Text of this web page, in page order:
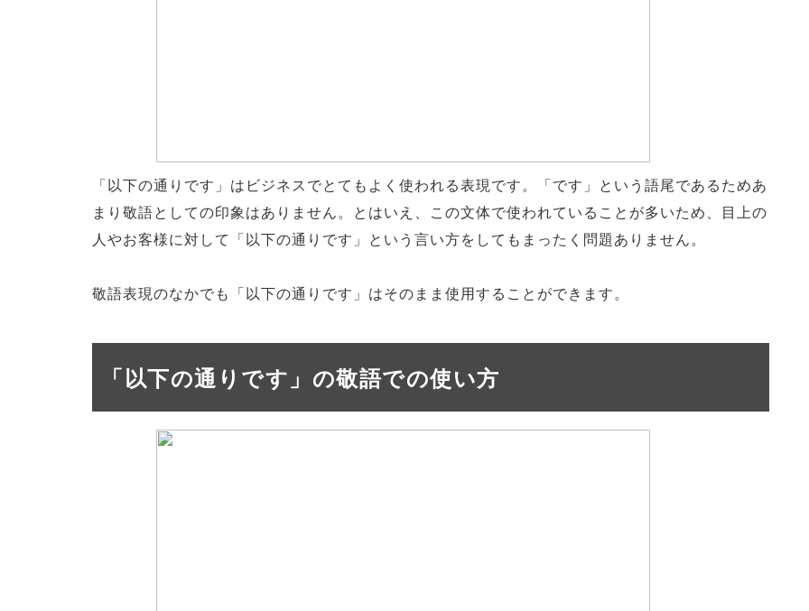
「以下の通りです」はビジネスでとてもよく使われる表現です。「です」という語尾であるためあ
まり敬語としての印象はありません。とはいえ、この文体で使われていることが多いため、目上の
人やお客様に対して「以下の通りです」という言い方をしてもまったく問題ありません。
敬語表現のなかでも「以下の通りです」はそのまま使用することができます。
「以下の通りです」の敬語での使い方